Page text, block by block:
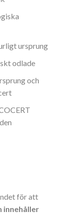
ursprung
odlade
och
för att
innehåller